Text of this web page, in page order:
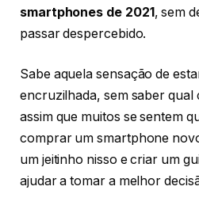
smartphones de 2021, sem
passar despercebido.
Sabe aquela sensação de
encruzilhada, sem saber qual
assim que muitos se sentem
comprar um smartphone
um jeitinho nisso e criar um
ajudar a tomar a melhor